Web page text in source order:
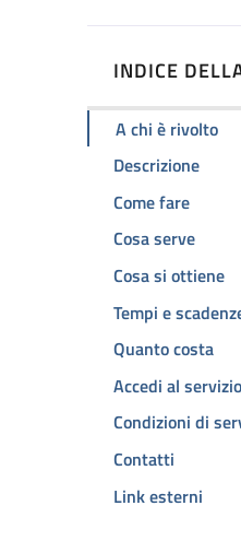
INDICE
A chi è rivolto
Descrizione
Come fare
Cosa serve
Cosa si ottiene
Tempi e
Quanto costa
Accedi al servizio
Condizioni di
Contatti
Link esterni